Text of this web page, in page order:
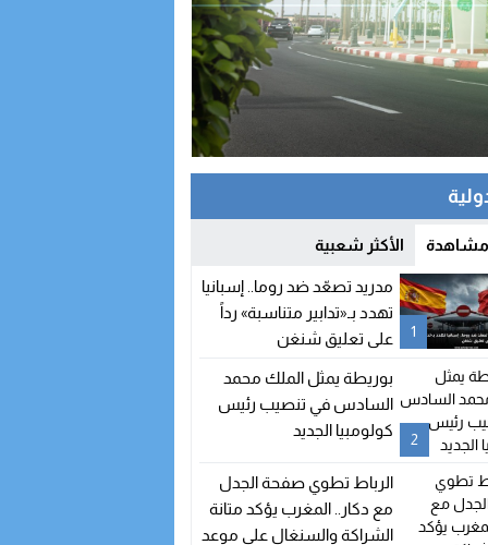
مشاهدة الأكثر شعبية
1
مدريد تصعّد ضد روما.. إسبانيا
تهدد بـ«تدابير متناسبة» رداً
على تعليق شنغن
2
بوريطة يمثل الملك محمد
السادس في تنصيب رئيس
كولومبيا الجديد
الرباط تطوي صفحة الجدل
مع دكار.. المغرب يؤكد متانة
الشراكة والسنغال على موعد